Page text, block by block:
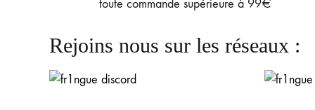
toute commande supérieure à 99€
Rejoins nous sur les réseaux :